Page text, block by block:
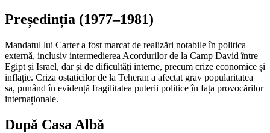
Președinția (1977–1981)
Mandatul lui Carter a fost marcat de realizări notabile în politica
externă, inclusiv intermedierea Acordurilor de la Camp David între
Egipt și Israel, dar și de dificultăți interne, precum crize economice și
inflație. Criza ostaticilor de la Teheran a afectat grav popularitatea
sa, punând în evidență fragilitatea puterii politice în fața provocărilor
internaționale.
După Casa Albă